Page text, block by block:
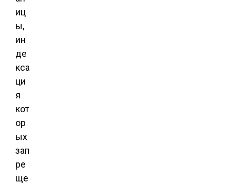
иц
ы,
ин
де
кса
ци
я
кот
ор
ых
зап
ре
ще